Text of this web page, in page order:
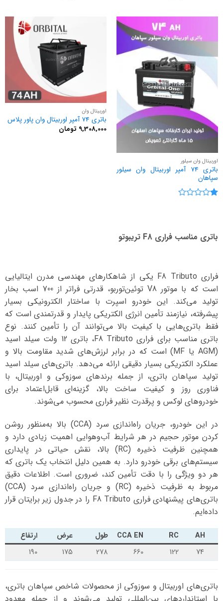
اوربیتال وان سیلور
باتری 74 آمپر اوربیتال وان سیلور
سپاهان
اوربیتال وان
باتری 74 آمپر اوربیتال وان پاور پلاس
9,308,000 تومان
باتری مناسب فراری F8 تریبوتو
فراری F8 Tributo یکی از شاهکارهای مهندسی مدرن ایتالیایی
است که با موتور V8 توئین‌توربو، قدرتی فراتر از 700 اسب بخار
تولید می‌کند. این خودرو اسپرت با ساختار الکترونیکی بسیار
پیشرفته، نیازمند تأمین انرژی الکتریکی پایدار و قدرتمندی است که
فقط باتری‌هایی با کیفیت بالا می‌توانند آن را تأمین کنند. نوع
باتری مناسب برای فراری F8 Tributo، باتری 12 ولت سیلد اسید
(AGM یا MF) است که در برابر لرزش‌های شدید مقاومت بالا و
عملکرد الکتریکی بسیار دقیقی ارائه می‌دهد. باتری‌های سیلد اسید
تولید سپاهان باتری، از جمله برندهای سوزوکی و اوربیتال، با
فناوری روز و کیفیت ساخت بالا، گزینه‌ای قابل‌اعتماد برای
خودروهای لوکس و پرقدرت نظیر فراری محسوب می‌شوند.
در این خودرو، جریان راه‌اندازی سرد (CCA) بالا به‌منظور روشن
کردن موتور حجیم در هر شرایط آب‌وهوایی اهمیت زیادی دارد و
همچنین ظرفیت ذخیره (RC) بالا، نقش حیاتی در پایداری
سیستم‌های برقی خودرو دارد. به همین دلیل انتخاب یک باتری که
هر دو ویژگی را با دقت تأمین کند، ضروری است. اطلاعات دقیق
مربوط به ظرفیت ذخیره (RC) و جریان راه‌اندازی سرد (CCA)
باتری‌های پیشنهادی فراری F8 Tributo را در جدول زیر برایتان قرار
داده‌ایم.
AH
RC
CCA EN طول عرض
ارتفاع
74
122
660
278
175
190
باتری‌های اوربیتال و سوزوکی از محصولات شاخص سپاهان باتری،